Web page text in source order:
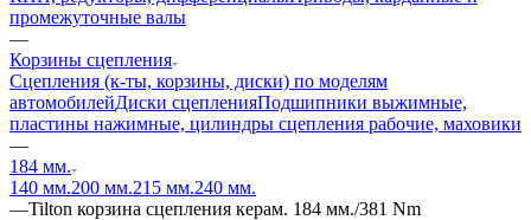
промежуточные валы
—
Корзины сцепления
Сцепления (к-ты, корзины, диски) по моделям
автомобилейДиски сцепленияПодшипники выжимные,
пластины нажимные, цилиндры сцепления рабочие, маховики
—
184 мм.
140 мм.200 мм.215 мм.240 мм.
—Tilton корзина сцепления керам. 184 мм./381 Nm